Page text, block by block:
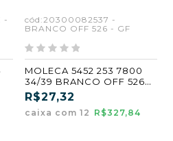
-
cód:20300082537 -
BRANCO OFF 526 - GF
MOLECA 5452 253 7800
34/39 BRANCO OFF 526
(GF)
R$27,32
caixa com 12 R$327,84